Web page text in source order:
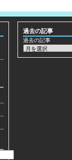
過去の記事
過去の記事